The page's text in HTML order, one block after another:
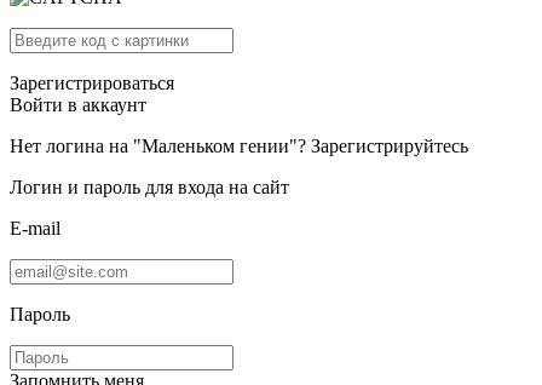
Зарегистрироваться
Войти в аккаунт
Нет логина на "Маленьком гении"? Зарегистрируйтесь
Логин и пароль для входа на сайт
E-mail
Пароль
Запомнить меня